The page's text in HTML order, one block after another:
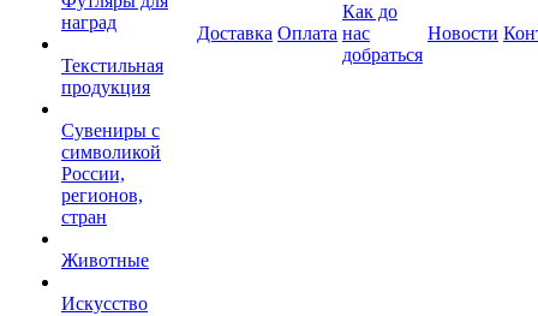
наград
Текстильная
продукция
Сувениры с
символикой
России,
регионов,
стран
Животные
Искусство
Доставка Оплата
Как до
нас
добраться
Новости